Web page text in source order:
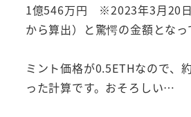
1億546万円 ※2023年3月20
から算出）と驚愕の金額となっ
ミント価格が0.5ETHなので、
った計算です。おそろしい…